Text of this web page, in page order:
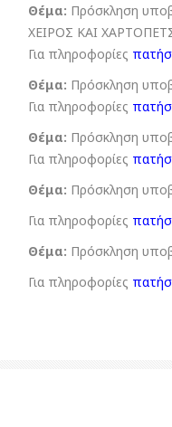
Θέμα: Πρόσκληση
ΧΕΙΡΟΣ ΚΑΙ
Για πληροφορίες
Θέμα: Πρόσκληση
Για πληροφορίες
Θέμα: Πρόσκληση
Για πληροφορίες
Θέμα: Πρόσκληση
Για πληροφορίες
Θέμα: Πρόσκληση
Για πληροφορίες